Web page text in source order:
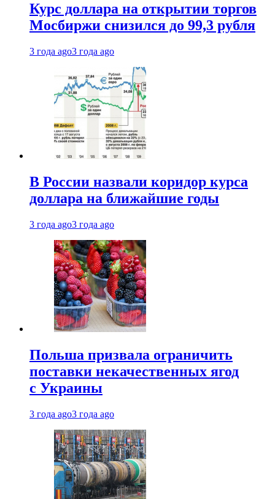
Курс доллара на открытии торгов
Мосбиржи снизился до 99,3 рубля
3 года ago3 года ago
В России назвали коридор курса
доллара на ближайшие годы
3 года ago3 года ago
Польша призвала ограничить
поставки некачественных ягод
с Украины
3 года ago3 года ago